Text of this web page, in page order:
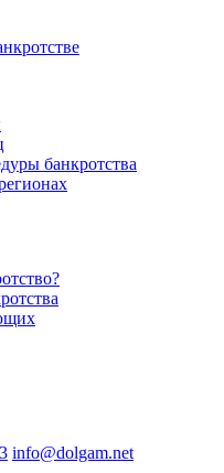
банкротства
info@dolgam.net